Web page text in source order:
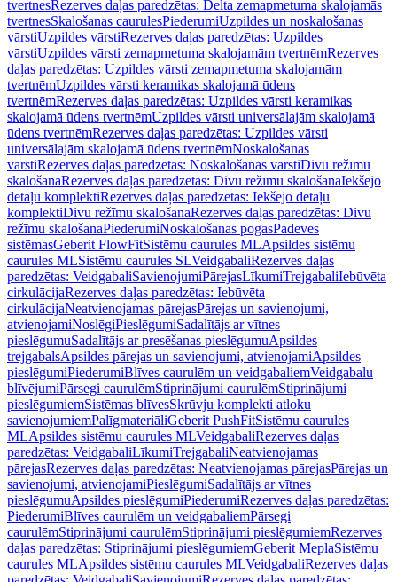
tvertnesRezerves daļas paredzētas: Delta zemapmetuma skalojamās
tvertnesSkalošanas caurulesPiederumiUzpildes un noskalošanas
vārstiUzpildes vārstiRezerves daļas paredzētas: Uzpildes
vārstiUzpildes vārsti zemapmetuma skalojamām tvertnēmRezerves
daļas paredzētas: Uzpildes vārsti zemapmetuma skalojamām
tvertnēmUzpildes vārsti keramikas skalojamā ūdens
tvertnēmRezerves daļas paredzētas: Uzpildes vārsti keramikas
skalojamā ūdens tvertnēmUzpildes vārsti universālajām skalojamā
ūdens tvertnēmRezerves daļas paredzētas: Uzpildes vārsti
universālajām skalojamā ūdens tvertnēmNoskalošanas
vārstiRezerves daļas paredzētas: Noskalošanas vārstiDivu režīmu
skalošanaRezerves daļas paredzētas: Divu režīmu skalošanaIekšējo
detaļu komplektiRezerves daļas paredzētas: Iekšējo detaļu
komplektiDivu režīmu skalošanaRezerves daļas paredzētas: Divu
režīmu skalošanaPiederumiNoskalošanas pogasPadeves
sistēmasGeberit FlowFitSistēmu caurules MLApsildes sistēmu
caurules MLSistēmu caurules SLVeidgabaliRezerves daļas
paredzētas: VeidgabaliSavienojumiPārejasLīkumiTrejgabaliIebūvēta
cirkulācijaRezerves daļas paredzētas: Iebūvēta
cirkulācijaNeatvienojamas pārejasPārejas un savienojumi,
atvienojamiNoslēgiPieslēgumiSadalītājs ar vītnes
pieslēgumuSadalītājs ar presēšanas pieslēgumuApsildes
trejgabalsApsildes pārejas un savienojumi, atvienojamiApsildes
pieslēgumiPiederumiBlīves caurulēm un veidgabaliemVeidgabalu
blīvējumiPārsegi caurulēmStiprinājumi caurulēmStiprinājumi
pieslēgumiemSistēmas blīvesSkrūvju komplekti atloku
savienojumiemPalīgmateriāliGeberit PushFitSistēmu caurules
MLApsildes sistēmu caurules MLVeidgabaliRezerves daļas
paredzētas: VeidgabaliLīkumiTrejgabaliNeatvienojamas
pārejasRezerves daļas paredzētas: Neatvienojamas pārejasPārejas un
savienojumi, atvienojamiPieslēgumiSadalītājs ar vītnes
pieslēgumuApsildes pieslēgumiPiederumiRezerves daļas paredzētas:
PiederumiBlīves caurulēm un veidgabaliemPārsegi
caurulēmStiprinājumi caurulēmStiprinājumi pieslēgumiemRezerves
daļas paredzētas: Stiprinājumi pieslēgumiemGeberit MeplaSistēmu
caurules MLApsildes sistēmu caurules MLVeidgabaliRezerves daļas